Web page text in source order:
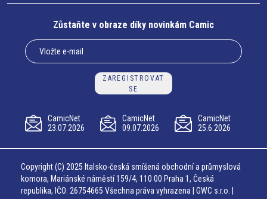
Zůstaňte v obraze díky novinkám Camic
ZAREGISTROVAT
SE
CamicNet
23.07.2026
CamicNet
09.07.2026
CamicNet
25.6.2026
Copyright (C) 2025 Italsko-česká smíšená obchodní a průmyslová
komora, Mariánské náměstí 159/4, 110 00 Praha 1, Česká
republika, IČO: 26754665 Všechna práva vyhrazena | GWC s.r.o. |